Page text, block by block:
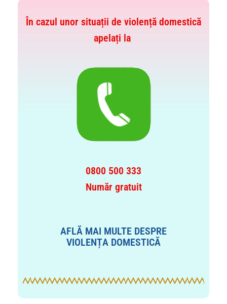
În cazul unor situații de violență domestică
apelați la
0800 500 333
Număr gratuit
AFLĂ MAI MULTE DESPRE
VIOLENȚA DOMESTICĂ